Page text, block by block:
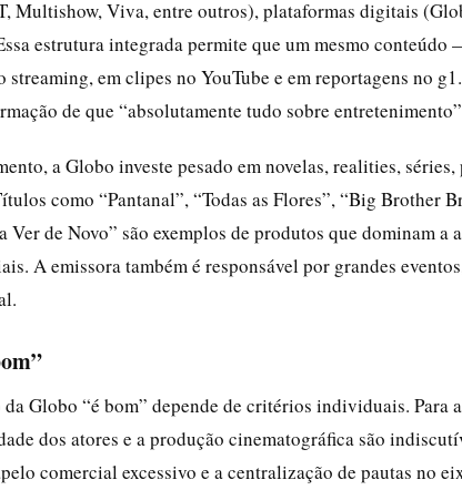
Multishow, Viva, entre outros), plataformas digitais
estrutura integrada permite que um mesmo
em clipes no YouTube e em reportagens no
de que “absolutamente tudo sobre
a Globo investe pesado em novelas, realities,
como “Pantanal”, “Todas as Flores”, “Big Brother
Ver de Novo” são exemplos de produtos que dominam a
A emissora também é responsável por grandes
Globo “é bom” depende de critérios individuais. Para
dos atores e a produção cinematográfica são
comercial excessivo e a centralização de pautas no